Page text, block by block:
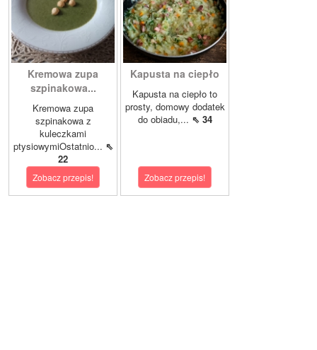
Kremowa zupa
szpinakowa...
Kremowa zupa
szpinakowa z
kuleczkami
ptysiowymiOstatnio... ⇖
22
Zobacz przepis!
Kapusta na ciepło
Kapusta na ciepło to
prosty, domowy dodatek
do obiadu,... ⇖ 34
Zobacz przepis!